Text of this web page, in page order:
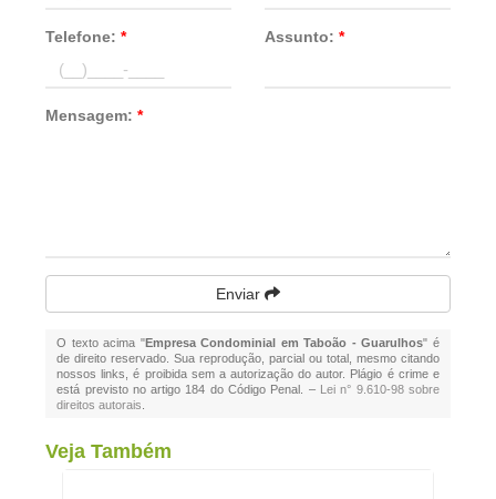
Telefone:* Assunto: *
Mensagem:*
Enviar
O texto acima "Empresa Condominial em Taboão - Guarulhos" é
de direito reservado. Sua reprodução, parcial ou total, mesmo citando
nossos links, é proibida sem a autorização do autor. Plágio é crime e
está previsto no artigo 184 do Código Penal. – Lei n° 9.610-98 sobre
direitos autorais
Veja Também